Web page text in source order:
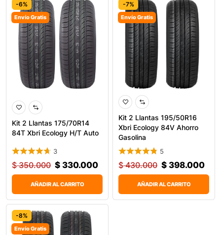
-6%
Envío Gratis
Kit 2 Llantas 175/70R14
84T Xbri Ecology H/T Auto
3
$350.000 $ 330.000
AÑADIR AL CARRITO
-7%
Envío Gratis
Kit 2 Llantas 195/50R16
Xbri Ecology 84V Ahorro
Gasolina
5
$430.000 $ 398.000
AÑADIR AL CARRITO
-8%
Envío Gratis